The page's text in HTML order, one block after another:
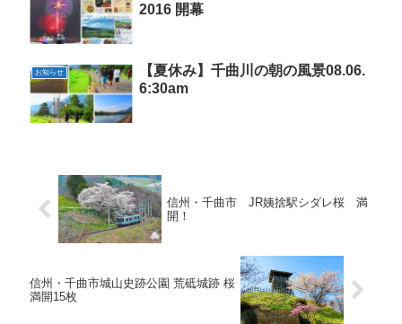
2016 開幕
お知らせ
【夏休み】千曲川の朝の風景08.06.
6:30am
信州・千曲市 JR姨捨駅シダレ桜 満
開！
信州・千曲市城山史跡公園 荒砥城跡 桜
満開15枚